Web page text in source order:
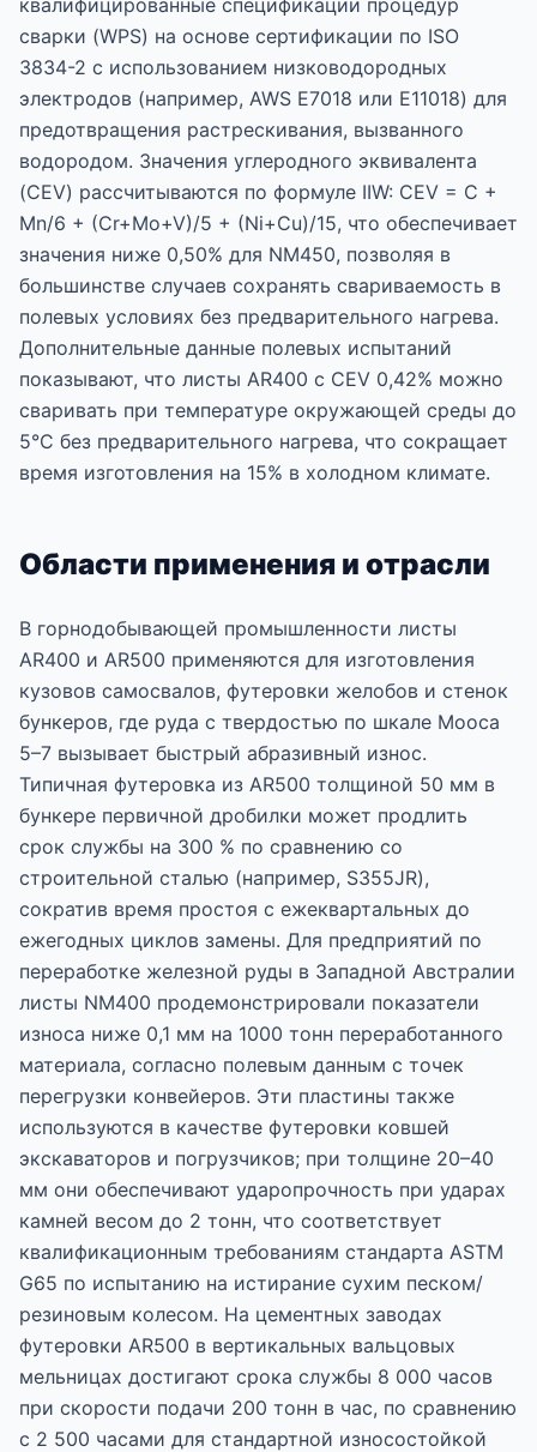
квалифицированные спецификации процедур
сварки (WPS) на основе сертификации по ISO
3834-2 с использованием низководородных
электродов (например, AWS E7018 или E11018) для
предотвращения растрескивания, вызванного
водородом. Значения углеродного эквивалента
(CEV) рассчитываются по формуле IIW: CEV = C +
Mn/6 + (Cr+Mo+V)/5 + (Ni+Cu)/15, что обеспечивает
значения ниже 0,50% для NM450, позволяя в
большинстве случаев сохранять свариваемость в
полевых условиях без предварительного нагрева.
Дополнительные данные полевых испытаний
показывают, что листы AR400 с CEV 0,42% можно
сваривать при температуре окружающей среды до
5°C без предварительного нагрева, что сокращает
время изготовления на 15% в холодном климате.
Области применения и отрасли
В горнодобывающей промышленности листы
AR400 и AR500 применяются для изготовления
кузовов самосвалов, футеровки желобов и стенок
бункеров, где руда с твердостью по шкале Мооса
5–7 вызывает быстрый абразивный износ.
Типичная футеровка из AR500 толщиной 50 мм в
бункере первичной дробилки может продлить
срок службы на 300 % по сравнению со
строительной сталью (например, S355JR),
сократив время простоя с ежеквартальных до
ежегодных циклов замены. Для предприятий по
переработке железной руды в Западной Австралии
листы NM400 продемонстрировали показатели
износа ниже 0,1 мм на 1000 тонн переработанного
материала, согласно полевым данным с точек
перегрузки конвейеров. Эти пластины также
используются в качестве футеровки ковшей
экскаваторов и погрузчиков; при толщине 20–40
мм они обеспечивают ударопрочность при ударах
камней весом до 2 тонн, что соответствует
квалификационным требованиям стандарта ASTM
G65 по испытанию на истирание сухим песком/
резиновым колесом. На цементных заводах
футеровки AR500 в вертикальных вальцовых
мельницах достигают срока службы 8 000 часов
при скорости подачи 200 тонн в час, по сравнению
с 2 500 часами для стандартной износостойкой